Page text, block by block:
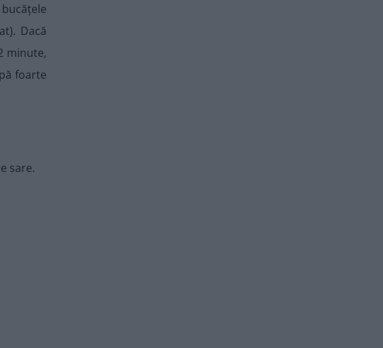
Dacă
minute,
foarte
sare.